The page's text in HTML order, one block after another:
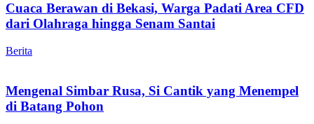
Cuaca Berawan di Bekasi, Warga Padati Area CFD
dari Olahraga hingga Senam Santai
Berita
Mengenal Simbar Rusa, Si Cantik yang Menempel
di Batang Pohon